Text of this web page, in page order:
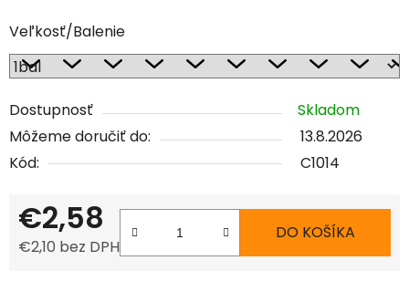
Veľkosť/Balenie
Dostupnosť
Skladom
Môžeme doručiť do:
13.8.2026
Kód:
C1014
€2,58
€2,10 bez DPH
DO KOŠÍKA